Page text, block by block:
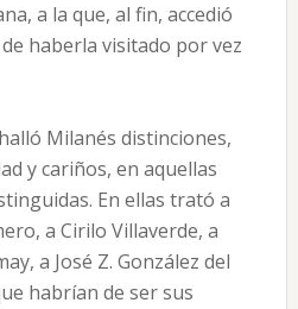
a la que, al fin, accedió
haberla visitado por vez
Milanés distinciones,
y cariños, en aquellas
En ellas trató a
a Cirilo Villaverde, a
a José Z. González del
habrían de ser sus